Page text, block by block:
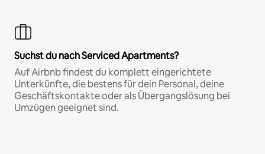
Suchst du nach Serviced Apartments?
Auf Airbnb findest du komplett eingerichtete
Unterkünfte, die bestens für dein Personal, deine
Geschäftskontakte oder als Übergangslösung bei
Umzügen geeignet sind.